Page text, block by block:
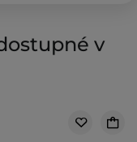
v